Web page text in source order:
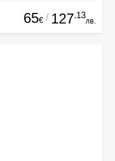
65€ / 127.13
лв.